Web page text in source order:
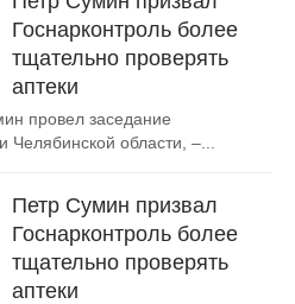
Госнарконтроль более
тщательно проверять
аптеки
провел заседание
Челябинской области, –...
Петр Сумин призвал
Госнарконтроль более
тщательно проверять
аптеки